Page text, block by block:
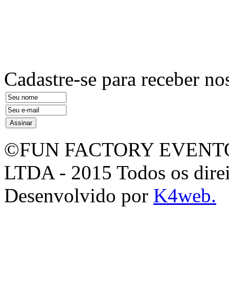
Cadastre-se para receber
©FUN FACTORY
LTDA - 2015 Todos os
Desenvolvido por K4web.